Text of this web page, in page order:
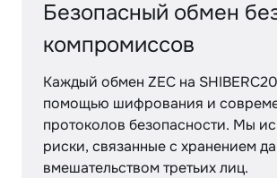
Безопасный обмен
компромиссов
Каждый обмен ZEC на
помощью шифрования и
протоколов безопасности. Мы
риски, связанные с хранением
вмешательством третьих лиц.